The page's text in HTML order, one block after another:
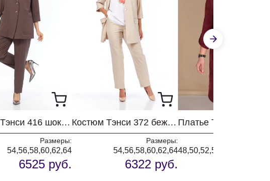
Костюм Тэнси 416 шоколадный + бежевый
Размеры:
54,56,58,60,62,64
6525 руб.
Костюм Тэнси 372 бежево-оливковый
Размеры:
54,56,58,60,62,64
6322 руб.